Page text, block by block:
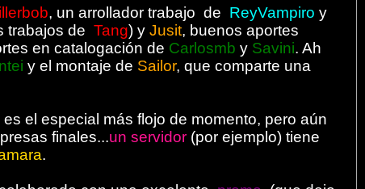
, un arrollador trabajo de ReyVampiro y
trabajos de Tang) y Jusit, buenos aportes
en catalogación de Carlosmb y Savini. Ah
y el montaje de Sailor, que comparte una
el especial más flojo de momento, pero aún
finales...un servidor(por ejemplo) tiene
.